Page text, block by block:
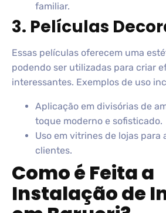
familiar.
3. Películas
Essas películas oferecem uma
podendo ser utilizadas para criar
interessantes. Exemplos de uso
Aplicação em divisórias de
toque moderno e sofisticado.
Uso em vitrines de lojas para
clientes.
Como é Feita a
Instalação de